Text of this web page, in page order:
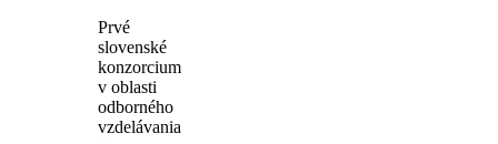
Prvé
slovenské
konzorcium
v oblasti
odborného
vzdelávania